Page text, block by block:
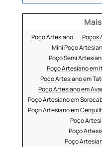
Poço Artesiano Poços
Mini Poço
Poço Semi
Poço Artesiano em
Poço Artesiano em
Poço Artesiano em
Poço Artesiano em
Poço Artesiano em
Poço
Poço
Poço